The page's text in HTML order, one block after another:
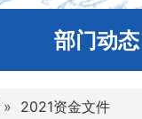
部门动态
» 2021资金文件